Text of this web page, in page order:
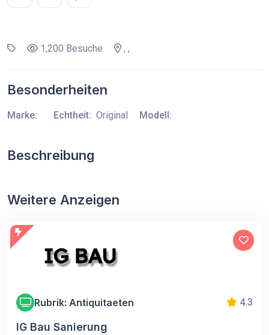
1,200 Besuche , ,
Besonderheiten
Marke: Echtheit: Original Modell:
Beschreibung
Weitere Anzeigen
Rubrik: Antiquitaeten 4.3
IG Bau Sanierung